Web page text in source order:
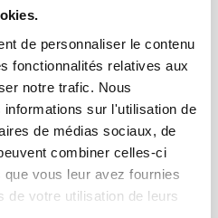
de personnaliser le contenu
fonctionnalités relatives aux
notre trafic. Nous
informations sur l'utilisation de
de médias sociaux, de
combiner celles-ci
vous leur avez fournies
de votre utilisation de leurs
années, le nombre
(hors
à peine
d’une création pour
Lire la suite